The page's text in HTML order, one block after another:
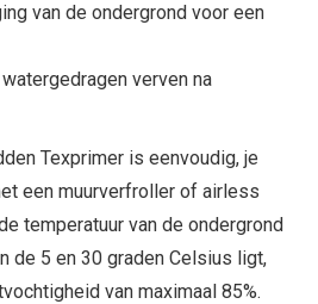
van de ondergrond voor een
verven na
Texprimer is eenvoudig, je
een muurverfroller of airless
temperatuur van de ondergrond
de 5 en 30 graden Celsius ligt,
van maximaal 85%.